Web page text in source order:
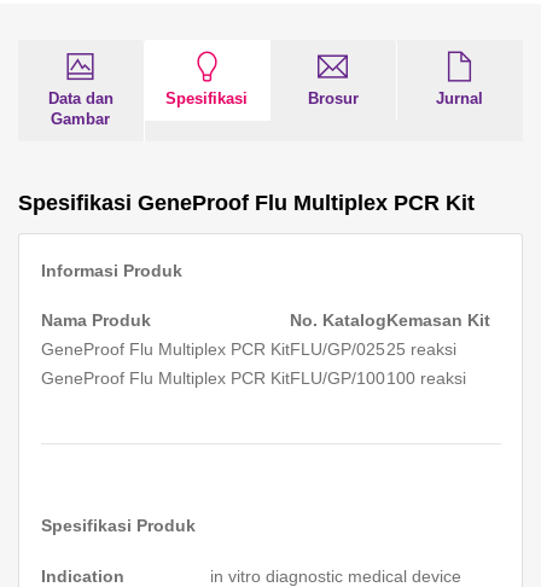
Data dan
Gambar
Spesifikasi Brosur Jurnal
Spesifikasi GeneProof Flu Multiplex PCR Kit
Informasi Produk
Nama Produk No. KatalogKemasan Kit
GeneProof Flu Multiplex PCR KitFLU/GP/02525 reaksi
GeneProof Flu Multiplex PCR KitFLU/GP/100100 reaksi
Spesifikasi Produk
Indication in vitrodiagnostic medical device